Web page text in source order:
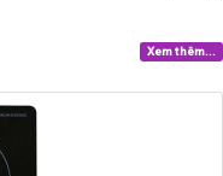
Xem thêm...